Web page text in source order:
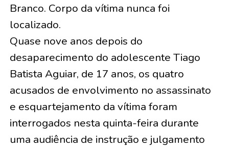
Branco. Corpo da vítima nunca foi
localizado.
Quase nove anos depois do
desaparecimento do adolescente Tiago
Batista Aguiar, de 17 anos, os quatro
acusados de envolvimento no assassinato
e esquartejamento da vítima foram
interrogados nesta quinta-feira durante
uma audiência de instrução e julgamento